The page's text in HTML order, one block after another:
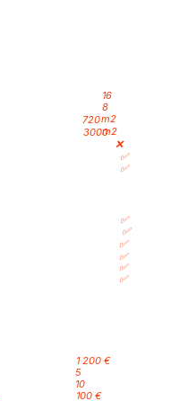
16
8
720m2
3000m2
❌
✅
✅
✅
✅
✅
✅
✅
✅
1 200 €
5
10
100 €